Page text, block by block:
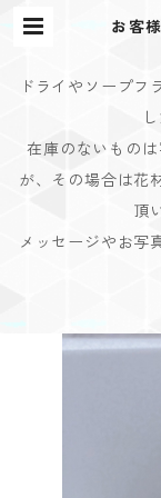
お客
ドライやソープフ
在庫のないもの
が、その場合は花
頂
メッセージやお写